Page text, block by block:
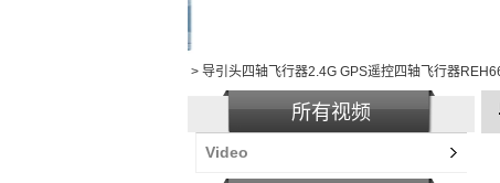
> 导引头四轴飞行器2.4G GPS遥控四轴飞行器
所有视频
Video